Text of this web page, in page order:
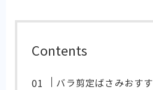
Contents
バラ剪定ばさみおす